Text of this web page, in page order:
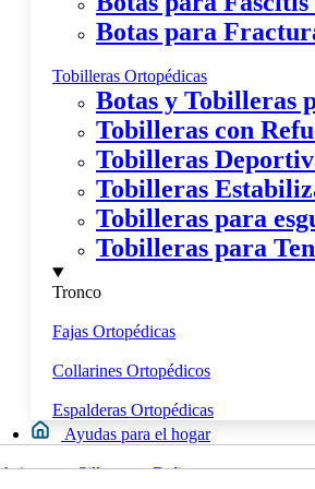
Botas para
Tobilleras Ortopédicas
Botas y Tobilleras
Tobilleras con
Tobilleras
Tobilleras
Tobilleras para
Tobilleras para
Tronco
Fajas Ortopédicas
Collarines Ortopédicos
Espalderas Ortopédicas
Ayudas para el hogar
Asientos y Sillas para Bañera